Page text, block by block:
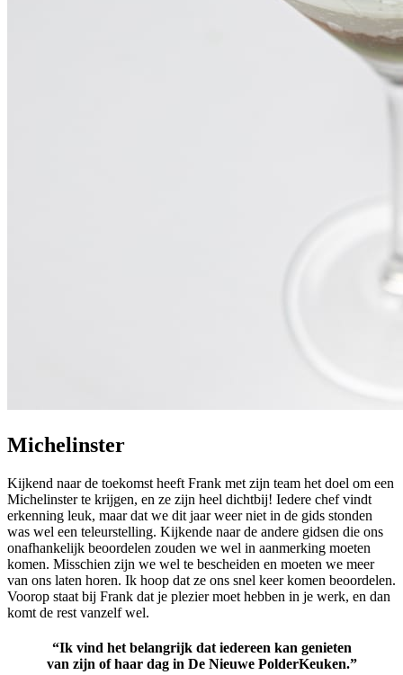
Michelinster
Kijkend naar de toekomst heeft Frank met zijn team het doel om een
Michelinster te krijgen, en ze zijn heel dichtbij! Iedere chef vindt
erkenning leuk, maar dat we dit jaar weer niet in de gids stonden
was wel een teleurstelling. Kijkende naar de andere gidsen die ons
onafhankelijk beoordelen zouden we wel in aanmerking moeten
komen. Misschien zijn we wel te bescheiden en moeten we meer
van ons laten horen. Ik hoop dat ze ons snel keer komen beoordelen.
Voorop staat bij Frank dat je plezier moet hebben in je werk, en dan
komt de rest vanzelf wel.
“Ik vind het belangrijk dat iedereen kan genieten
van zijn of haar dag in De Nieuwe PolderKeuken.”